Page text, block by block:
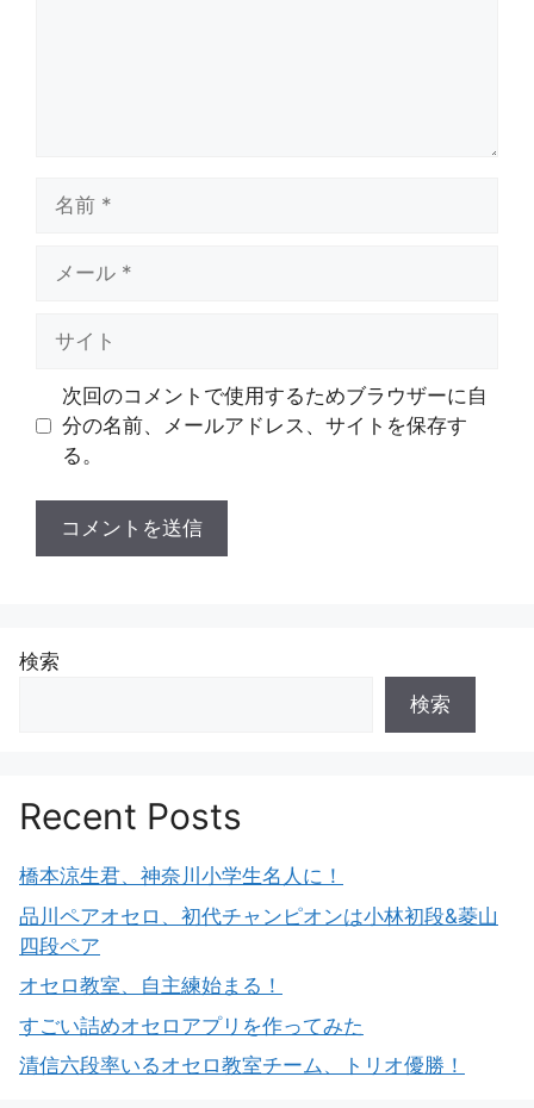
次回のコメントで使用するためブラウザーに自
分の名前、メールアドレス、サイトを保存す
る。
検索
検索
Recent Posts
橋本涼生君、神奈川小学生名人に！
品川ペアオセロ、初代チャンピオンは小林初段&菱山
四段ペア
オセロ教室、自主練始まる！
すごい詰めオセロアプリを作ってみた
清信六段率いるオセロ教室チーム、トリオ優勝！